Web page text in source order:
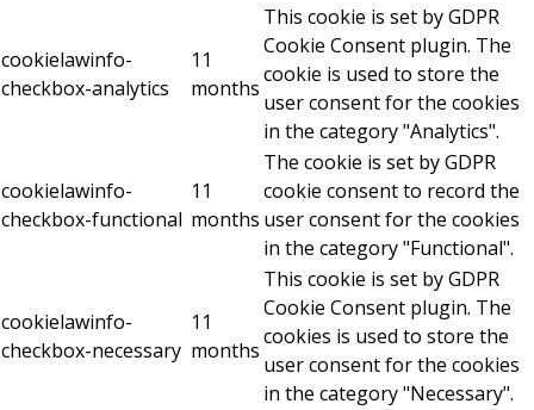
cookielawinfo-
checkbox-analytics
11
months
This cookie is set by GDPR
Cookie Consent plugin. The
cookie is used to store the
user consent for the cookies
in the category "Analytics".
cookielawinfo-
checkbox-functional
11
months
The cookie is set by GDPR
cookie consent to record the
user consent for the cookies
in the category "Functional".
cookielawinfo-
checkbox-necessary
11
months
This cookie is set by GDPR
Cookie Consent plugin. The
cookies is used to store the
user consent for the cookies
in the category "Necessary".